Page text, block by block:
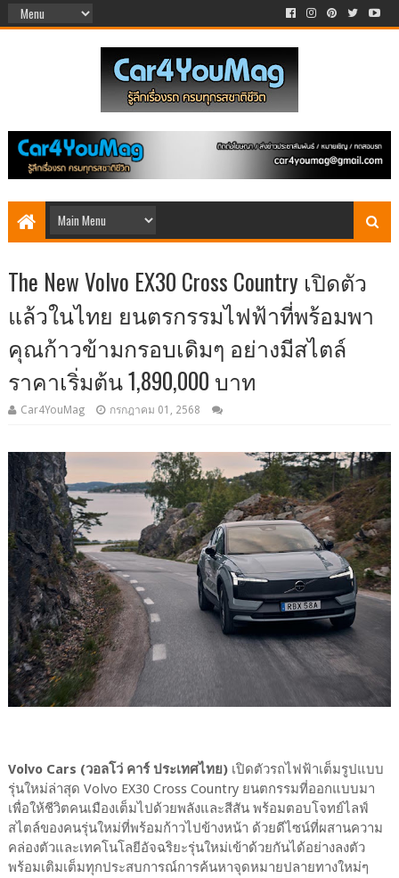
The New Volvo EX30 Cross Country เปิดตัว
แล้วในไทย ยนตรกรรมไฟฟ้าที่พร้อมพา
คุณก้าวข้ามกรอบเดิมๆ อย่างมีสไตล์
ราคาเริ่มต้น 1,890,000 บาท
Car4YouMag กรกฎาคม 01, 2568
Volvo Cars (วอลโว่ คาร์ ประเทศไทย)เปิดตัวรถไฟฟ้าเต็มรูปแบบ
รุ่นใหม่ล่าสุด Volvo EX30 Cross Country ยนตกรรมที่ออกแบบมา
เพื่อให้ชีวิตคนเมืองเต็มไปด้วยพลังและสีสัน พร้อมตอบโจทย์ไลฟ์
สไตล์ของคนรุ่นใหม่ที่พร้อมก้าวไปข้างหน้า ด้วยดีไซน์ที่ผสานความ
คล่องตัวและเทคโนโลยีอัจฉริยะรุ่นใหม่เข้าด้วยกันได้อย่างลงตัว
พร้อมเติมเต็มทุกประสบการณ์การค้นหาจุดหมายปลายทางใหม่ๆ